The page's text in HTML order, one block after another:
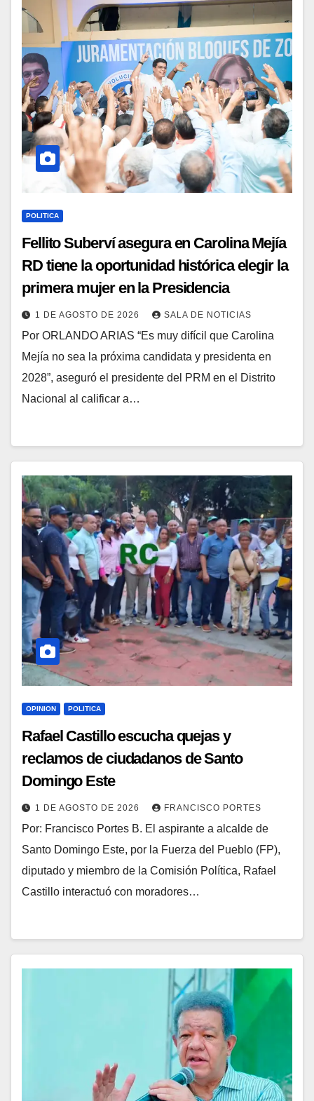
POLITICA
Fellito Suberví asegura en Carolina Mejía
RD tiene la oportunidad histórica elegir la
primera mujer en la Presidencia
1 DE AGOSTO DE 2026 SALA DE NOTICIAS
Por ORLANDO ARIAS “Es muy difícil que Carolina
Mejía no sea la próxima candidata y presidenta en
2028”, aseguró el presidente del PRM en el Distrito
Nacional al calificar a…
OPINION POLITICA
Rafael Castillo escucha quejas y
reclamos de ciudadanos de Santo
Domingo Este
1 DE AGOSTO DE 2026 FRANCISCO PORTES
Por: Francisco Portes B. El aspirante a alcalde de
Santo Domingo Este, por la Fuerza del Pueblo (FP),
diputado y miembro de la Comisión Política, Rafael
Castillo interactuó con moradores…